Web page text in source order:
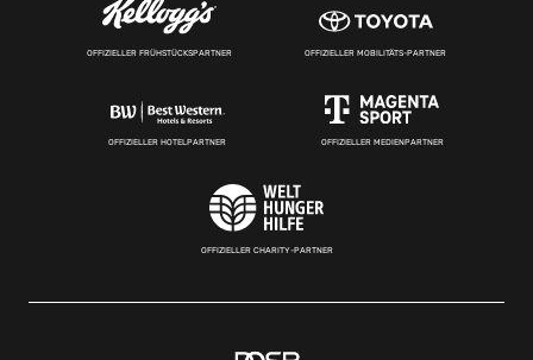
OFFIZIELLER FRÜHSTÜCKSPARTNER OFFIZIELLER MOBILITÄTS-PARTNER
OFFIZIELLER HOTELPARTNER OFFIZIELLER MEDIENPARTNER
OFFIZIELLER CHARITY-PARTNER